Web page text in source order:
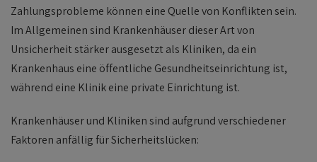
Zahlungsprobleme können eine Quelle von Konflikten sein.
Im Allgemeinen sind Krankenhäuser dieser Art von
Unsicherheit stärker ausgesetzt als Kliniken, da ein
Krankenhaus eine öffentliche Gesundheitseinrichtung ist,
während eine Klinik eine private Einrichtung ist.
Krankenhäuser und Kliniken sind aufgrund verschiedener
Faktoren anfällig für Sicherheitslücken: